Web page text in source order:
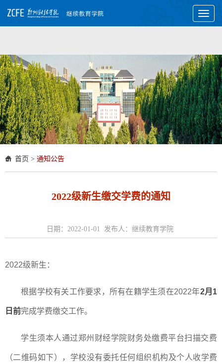
Toggle
首页 > 通知公告
2022级新生缴交学费的通知
日期：2022-01-01 发布人：继续教育学院
2022级新生：
根据学校有关工作要求，所有在籍学生须在2022年2月 1
日前完成学费缴交工作。
学生须本人通过郑州财经学院财务处缴费平台扫描交费
（二维码如下），学校没有委托任何组织机构及个人收学费